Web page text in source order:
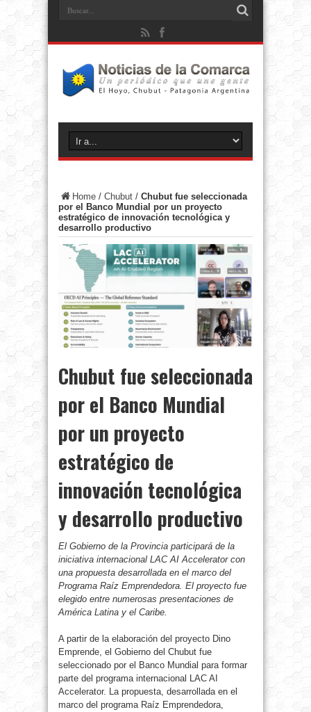
Home / Chubut / Chubut fue seleccionada
por el Banco Mundial por un proyecto
estratégico de innovación tecnológica y
desarrollo productivo
Chubut fue seleccionada
por el Banco Mundial
por un proyecto
estratégico de
innovación tecnológica
y desarrollo productivo
El Gobierno de la Provincia participará de la
iniciativa internacional LAC AI Accelerator con
una propuesta desarrollada en el marco del
Programa Raíz Emprendedora. El proyecto fue
elegido entre numerosas presentaciones de
América Latina y el Caribe.
A partir de la elaboración del proyecto Dino
Emprende, el Gobierno del Chubut fue
seleccionado por el Banco Mundial para formar
parte del programa internacional LAC AI
Accelerator. La propuesta, desarrollada en el
marco del programa Raíz Emprendedora,